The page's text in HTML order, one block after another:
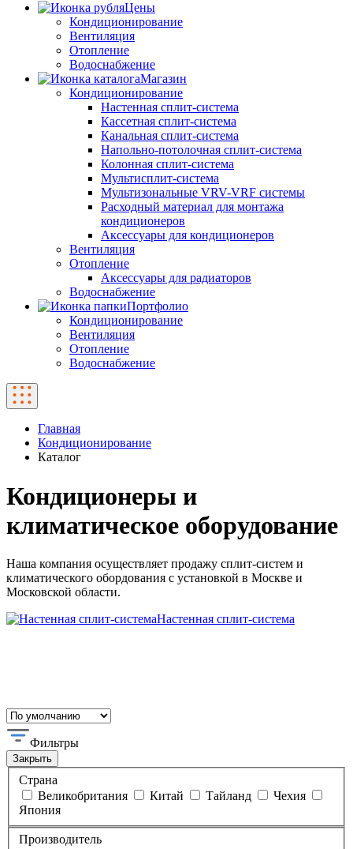
Цены
Кондиционирование
Вентиляция
Отопление
Водоснабжение
Магазин
Кондиционирование
Настенная сплит-система
Кассетная сплит-система
Канальная сплит-система
Напольно-потолочная сплит-система
Колонная сплит-система
Мультисплит-система
Мультизональные VRV-VRF системы
Расходный материал для монтажа
кондиционеров
Аксессуары для кондиционеров
Вентиляция
Отопление
Аксессуары для радиаторов
Водоснабжение
Портфолио
Кондиционирование
Вентиляция
Отопление
Водоснабжение
Главная
Кондиционирование
Каталог
Кондиционеры и
климатическое оборудование
Наша компания осуществляет продажу сплит-систем и
климатического обордования с установкой в Москве и
Московской области.
Настенная сплит-система
Фильтры
Закрыть
Страна
Великобритания
Китай Тайланд
Чехия
Япония
Производитель